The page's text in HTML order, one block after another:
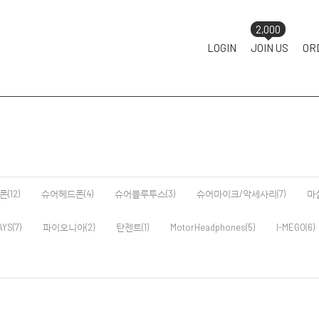
LOGIN JOIN US
2,000
(12) 슈어헤드폰(4) 슈어블루투스(3) 슈어마이크/악세사리(7) 마
파이오니아(2) 탄젠트(1) MotorHeadphones(5) I-MEGO(6)